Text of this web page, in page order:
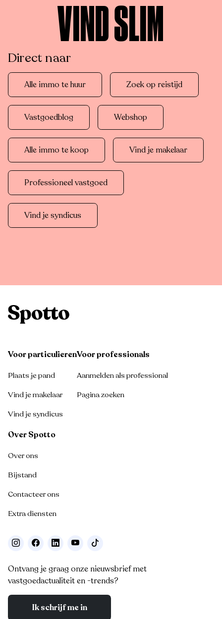
VIND SLIM
Direct naar
Alle immo te huur Zoek op reistijd
Vastgoedblog Webshop
Alle immo te koop Vind je makelaar
Professioneel vastgoed
Vind je syndicus
Voor particulieren
Plaats je pand
Vind je makelaar
Vind je syndicus
Voor professionals
Aanmelden als professional
Pagina zoeken
Over Spotto
Over ons
Bijstand
Contacteer ons
Extra diensten
Ontvang je graag onze nieuwsbrief met
vastgoedactualiteit en -trends?
Ik schrijf me in